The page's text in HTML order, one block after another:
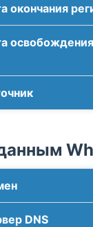
окончания
DNS